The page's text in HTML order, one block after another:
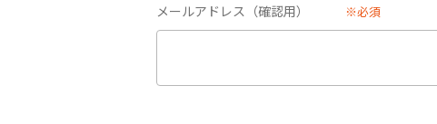
メールアドレス（確認用） ※必須